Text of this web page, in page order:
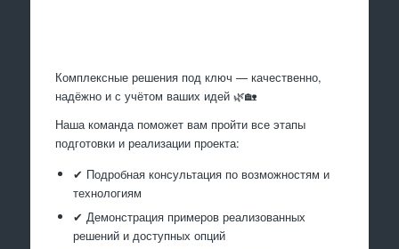
Комплексные решения под ключ — качественно,
надёжно и с учётом ваших идей 🌿🏡
Наша команда поможет вам пройти все этапы
подготовки и реализации проекта:
✔ Подробная консультация по возможностям и
технологиям
✔ Демонстрация примеров реализованных
решений и доступных опций